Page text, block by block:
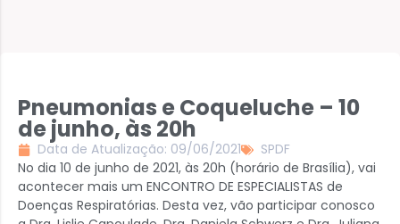
Pneumonias e Coqueluche – 10
de junho, às 20h
Data de Atualização: 09/06/2021
SPDF
No dia 10 de junho de 2021, às 20h (horário de Brasília), vai
acontecer mais um ENCONTRO DE ESPECIALISTAS de
Doenças Respiratórias. Desta vez, vão participar conosco